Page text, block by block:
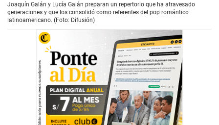
Joaquín Galán y Lucía Galán preparan un repertorio que ha atravesado
generaciones y que los consolidó como referentes del pop romántico
latinoamericano. (Foto: Difusión)